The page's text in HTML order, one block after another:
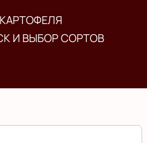
И ВЫБОР СОРТОВ